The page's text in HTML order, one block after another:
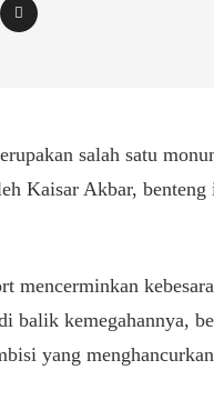
salah satu
Kaisar Akbar,
mencerminkan
balik kemegahannya,
yang